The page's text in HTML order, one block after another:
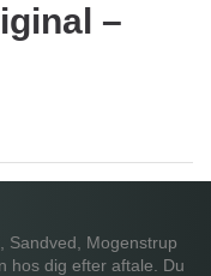
–
Sandved, Mogenstrup
hos dig efter aftale. Du